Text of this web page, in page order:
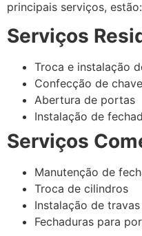
principais serviços, estão:
Serviços
Troca e instalação
Confecção de
Abertura de portas
Instalação de
Serviços
Manutenção de
Troca de cilindros
Instalação de
Fechaduras para